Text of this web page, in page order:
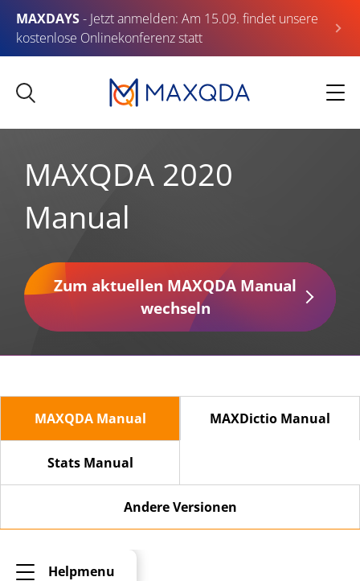
MAXDAYS- Jetzt anmelden: Am 15.09. findet unsere
kostenlose Onlinekonferenz statt
MAXQDA 2020
Manual
Zum aktuellen MAXQDA Manual
wechseln
MAXQDA Manual MAXDictio Manual
Stats Manual
Andere Versionen
Helpmenu